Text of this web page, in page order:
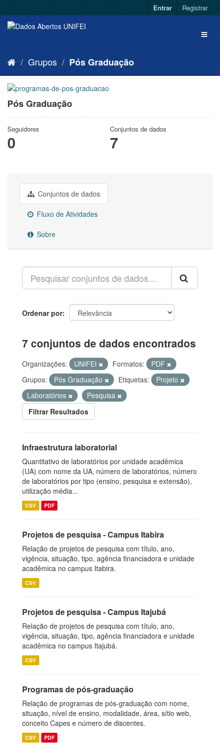
Entrar Registrar
Grupos Pós Graduação
Pós Graduação
Seguidores
0
Conjuntos de dados
7
Conjuntos de dados
Fluxo de Atividades
Sobre
Ordenar por
7 conjuntos de dados encontrados
Organizações: UNIFEI Formatos:
PDF
Grupos:
Pós Graduação Etiquetas:
Projeto
Laboratórios
Pesquisa
Filtrar Resultados
Infraestrutura laboratorial
Quantitativo de laboratórios por unidade acadêmica
(UA) com nome da UA, número de laboratórios, número
de laboratórios por tipo (ensino, pesquisa e extensão),
utilização média...
CSV PDF
Projetos de pesquisa - Campus Itabira
Relação de projetos de pesquisa com título, ano,
vigência, situação, tipo, agência financiadora e unidade
acadêmica no campus Itabira.
CSV
Projetos de pesquisa - Campus Itajubá
Relação de projetos de pesquisa com título, ano,
vigência, situação, tipo, agência financiadora e unidade
acadêmica no campus Itajubá.
CSV
Programas de pós-graduação
Relação de programas de pós-graduação com nome,
situação, nível de ensino, modalidade, área, sítio web,
conceito Capes e número de discentes.
CSV PDF